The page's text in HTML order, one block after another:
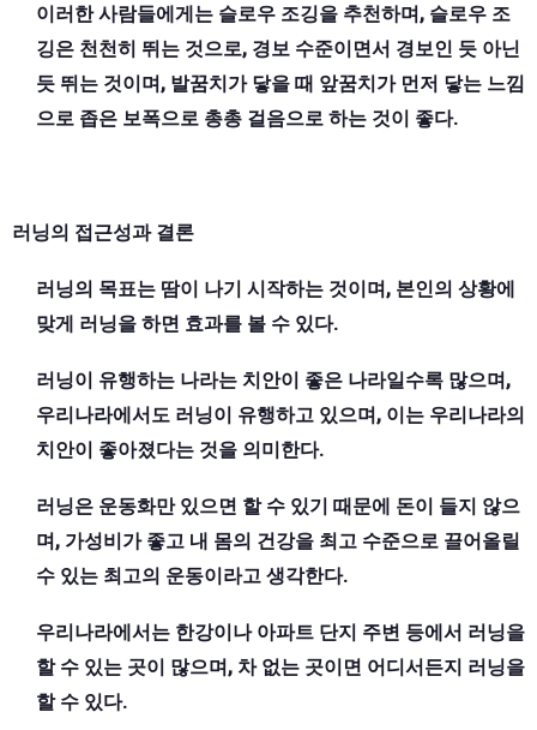
이러한 사람들에게는 슬로우 조깅을 추천하며, 슬로우 조
깅은 천천히 뛰는 것으로, 경보 수준이면서 경보인 듯 아닌
듯 뛰는 것이며, 발꿈치가 닿을 때 앞꿈치가 먼저 닿는 느낌
으로 좁은 보폭으로 총총 걸음으로 하는 것이 좋다.
러닝의 접근성과 결론
러닝의 목표는 땀이 나기 시작하는 것이며, 본인의 상황에
맞게 러닝을 하면 효과를 볼 수 있다.
러닝이 유행하는 나라는 치안이 좋은 나라일수록 많으며,
우리나라에서도 러닝이 유행하고 있으며, 이는 우리나라의
치안이 좋아졌다는 것을 의미한다.
러닝은 운동화만 있으면 할 수 있기 때문에 돈이 들지 않으
며, 가성비가 좋고 내 몸의 건강을 최고 수준으로 끌어올릴
수 있는 최고의 운동이라고 생각한다.
우리나라에서는 한강이나 아파트 단지 주변 등에서 러닝을
할 수 있는 곳이 많으며, 차 없는 곳이면 어디서든지 러닝을
할 수 있다.